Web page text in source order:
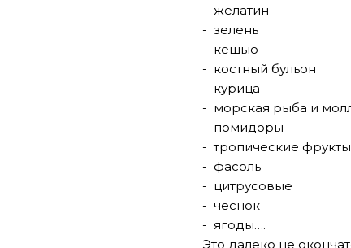
- желатин
- зелень
- кешью
- костный бульон
- курица
- морская рыба и
- помидоры
- тропические фрукты
- фасоль
- цитрусовые
- чеснок
- ягоды….
Это далеко не